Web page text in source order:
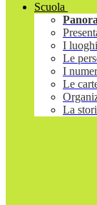
Scuola
I luoghi
Le
I
Le
La